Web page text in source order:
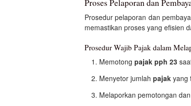
Proses Pelaporan dan
Prosedur pelaporan dan
memastikan proses yang efisien
Prosedur Wajib Pajak dalam
Memotong pajak pph 23
Menyetor jumlah pajak yang
Melaporkan pemotongan